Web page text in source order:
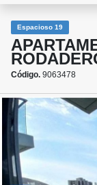
Espacioso 19
Código. 9063478